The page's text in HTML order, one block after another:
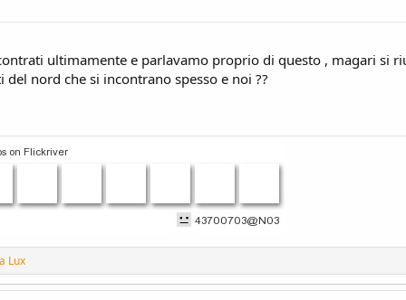
ultimamente e parlavamo proprio di questo , magari si
nord che si incontrano spesso e noi ??
Lux